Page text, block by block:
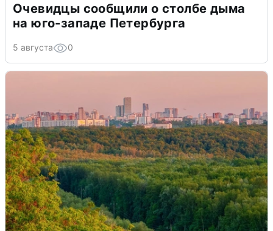
Очевидцы сообщили о столбе дыма
на юго-западе Петербурга
5 августа 0